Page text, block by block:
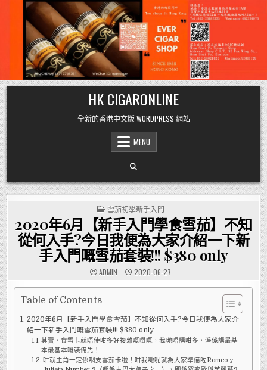
Skip
to
content
HK CIGARONLINE
全新的香港中文版 WORDPRESS 網站
MENU
POSTED
IN
雪茄初學新手入門
2020年6月【新手入門學食雪茄】不知
從何入手?今日我便為大家介紹一下新
手入門嘅雪茄套裝!!! $380 only
ADMIN 2020-06-27
Table of Contents
2020年6月【新手入門學食雪茄】不知從何入手?今日我便為大家介
紹一下新手入門嘅雪茄套裝!!! $380 only
其實，食雪卡就唔使咁多好複雜嘅嘢嘅，我哋唔講咁多，淨係講最基
本最基本嘅裝備先！
咁就主角一定係嗰支雪茄卡啦！咁我哋呢就為大家準備咗Romeo y